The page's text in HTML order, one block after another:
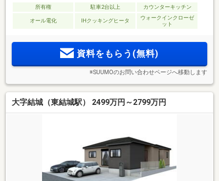
所有権 駐車2台以上 カウンターキッチン
オール電化 IHクッキングヒータ
ウォークインクローゼ
ット
資料をもらう(無料)
※SUUMOのお問い合わせページへ移動します
大字結城（東結城駅） 2499万円～2799万円